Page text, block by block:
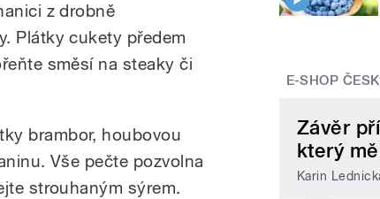
z drobně
Plátky cukety předem
směsí na steaky či
brambor, houbovou
Vše pečte pozvolna
strouhaným sýrem.
E-SHOP
Závěr
který
Karin